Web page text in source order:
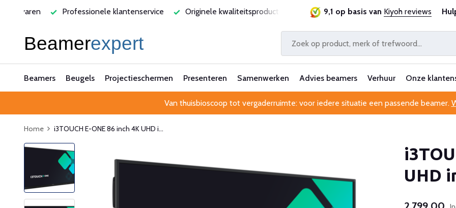
Professionele klantenservice Originele kwaliteitsproducten Laagste prijsgarantie Al 25 jaar
9,1 op basis van Kiyoh reviews
Beamers Beugels Projectieschermen Presenteren Samenwerken Advies beamers Verhuur Onze
Van thuisbioscoop tot vergaderruimte: voor iedere situatie een passende beamer.
Home i3TOUCH E-ONE 86 inch 4K UHD i...
UHD